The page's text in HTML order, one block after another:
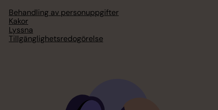
Behandling av personuppgifter
Kakor
Lyssna
Tillgänglighetsredogörelse